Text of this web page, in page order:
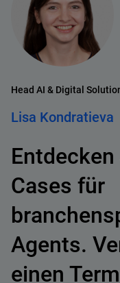
Head AI & Digital
Lisa Kondratieva
Entdecken
Cases für
Agents.
einen